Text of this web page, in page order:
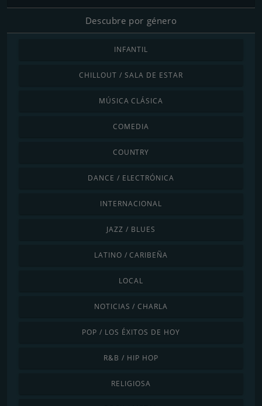
Descubre por género
INFANTIL
CHILLOUT / SALA DE ESTAR
MÚSICA CLÁSICA
COMEDIA
COUNTRY
DANCE / ELECTRÓNICA
INTERNACIONAL
JAZZ / BLUES
LATINO / CARIBEÑA
LOCAL
NOTICIAS / CHARLA
POP / LOS ÉXITOS DE HOY
R&B / HIP HOP
RELIGIOSA